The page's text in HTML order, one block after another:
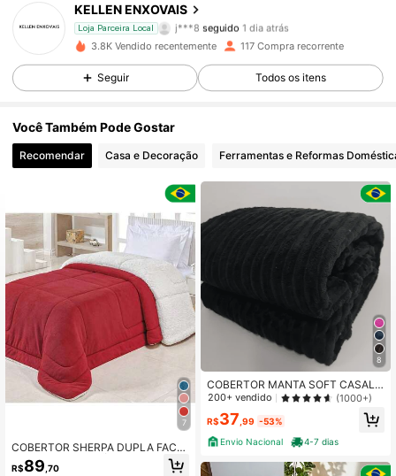
KELLEN ENXOVAIS
Loja Parceira Local
j***8
4,40
443 Seguidores
443 Seguidores
4,40 443 Seguidores
4,40 443 Seguidores
4,40
4,40
4,40 443 Seguidores
3.8K Vendido recentemente 117 Compra recorrente
Seguir Todos os itens
Você Também Pode Gostar
Recomendar Casa e Decoração Ferramentas e Reformas
7
COBERTOR SHERPA DUPLA FACE
QUENTE SOLTEIRÃO ESPECIAL TA
MANHO GRANDE
R$89 ,70
8
COBERTOR MANTA SOFT CASAL
CANELADA ALTO RELEVO - EXTRA
200+ vendido (1000+)
R$37 ,99 -53%
Envio Nacional
4-7 dias